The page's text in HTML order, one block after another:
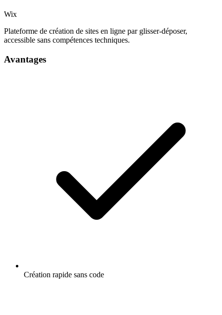
Wix
Plateforme de création de sites en ligne par glisser-déposer,
accessible sans compétences techniques.
Avantages
Création rapide sans code